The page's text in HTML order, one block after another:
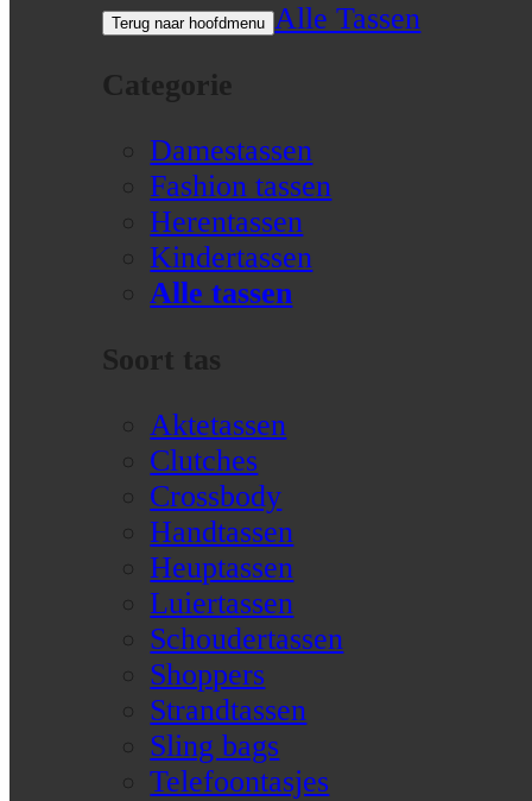
Terug naar hoofdmenu Alle Tassen
Categorie
Damestassen
Fashion tassen
Herentassen
Kindertassen
Alle tassen
Soort tas
Aktetassen
Clutches
Crossbody
Handtassen
Heuptassen
Luiertassen
Schoudertassen
Shoppers
Strandtassen
Sling bags
Telefoontasjes